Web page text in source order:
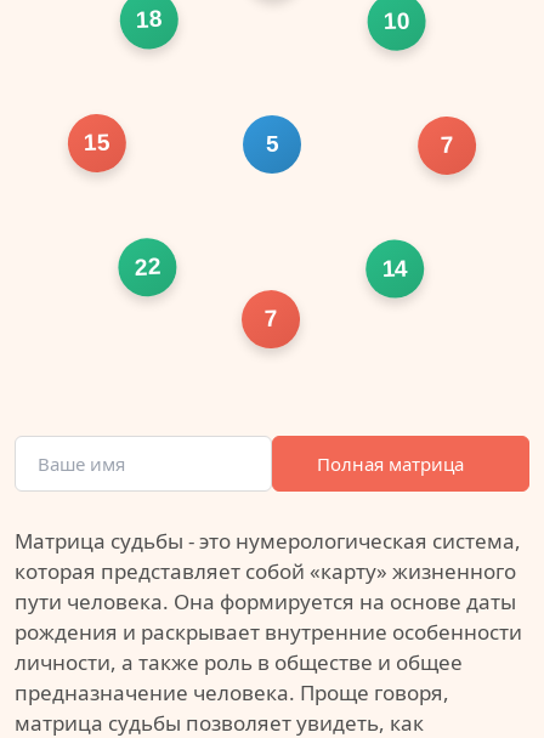
15 7
7
18 10
14
22
5
Полная матрица
Матрица судьбы - это нумерологическая система,
которая представляет собой «карту» жизненного
пути человека. Она формируется на основе даты
рождения и раскрывает внутренние особенности
личности, а также роль в обществе и общее
предназначение человека. Проще говоря,
матрица судьбы позволяет увидеть, как